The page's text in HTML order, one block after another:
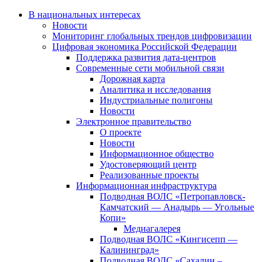
В национальных интересах
Новости
Мониторинг глобальных трендов цифровизации
Цифровая экономика Российской Федерации
Поддержка развития дата-центров
Современные сети мобильной связи
Дорожная карта
Аналитика и исследования
Индустриальные полигоны
Новости
Электронное правительство
О проекте
Новости
Информационное общество
Удостоверяющий центр
Реализованные проекты
Информационная инфраструктура
Подводная ВОЛС «Петропавловск-
Камчатский — Анадырь — Угольные
Копи»
Медиагалерея
Подводная ВОЛС «Кингисепп —
Калининград»